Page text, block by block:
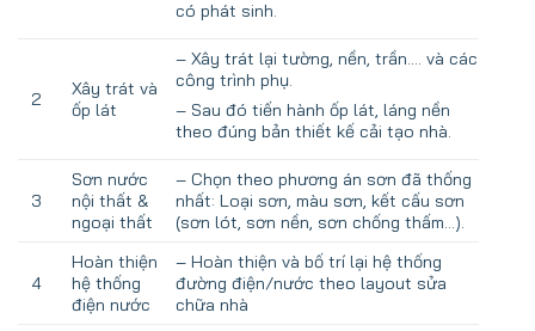
có phát sinh.
2
Xây trát và
ốp lát
– Xây trát lại tường, nền, trần…. và các
công trình phụ.
– Sau đó tiến hành ốp lát, láng nền
theo đúng bản thiết kế cải tạo nhà.
3
Sơn nước
nội thất &
ngoại thất
– Chọn theo phương án sơn đã thống
nhất: Loại sơn, màu sơn, kết cấu sơn
(sơn lót, sơn nền, sơn chống thấm…).
4
Hoàn thiện
hệ thống
điện nước
– Hoàn thiện và bố trí lại hệ thống
đường điện/nước theo layout sửa
chữa nhà